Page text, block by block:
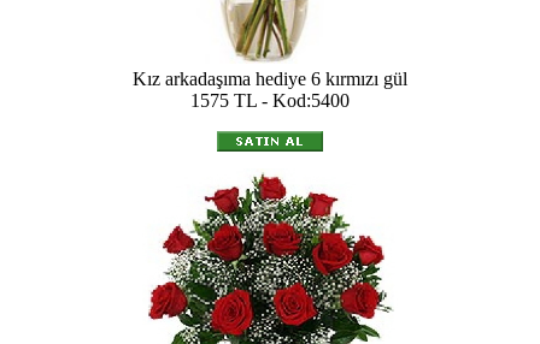
Kız arkadaşıma hediye 6 kırmızı gül
1575 TL - Kod:5400